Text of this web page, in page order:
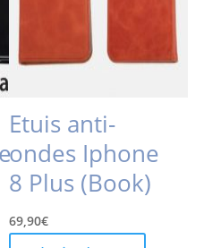
Etuis anti-
ondes Iphone
8 Plus (Book)
69,90€